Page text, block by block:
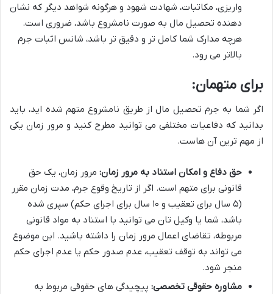
واریزی، مکاتبات، شهادت شهود و هرگونه شواهد دیگر که نشان
دهنده تحصیل مال به صورت نامشروع باشد، ضروری است.
هرچه مدارک شما کامل تر و دقیق تر باشد، شانس اثبات جرم
بالاتر می رود.
برای متهمان:
اگر شما به جرم تحصیل مال از طریق نامشروع متهم شده اید، باید
بدانید که دفاعیات مختلفی می توانید مطرح کنید و مرور زمان یکی
از مهم ترین آن هاست.
حق دفاع و امکان استناد به مرور زمان: مرور زمان، یک حق
قانونی برای متهم است. اگر از تاریخ وقوع جرم، مدت زمان مقرر
(۵ سال برای تعقیب و ۱۰ سال برای اجرای حکم) سپری شده
باشد، شما یا وکیل تان می توانید با استناد به مواد قانونی
مربوطه، تقاضای اعمال مرور زمان را داشته باشید. این موضوع
می تواند به توقف تعقیب، عدم صدور حکم یا عدم اجرای حکم
منجر شود.
مشاوره حقوقی تخصصی: پیچیدگی های حقوقی مربوط به